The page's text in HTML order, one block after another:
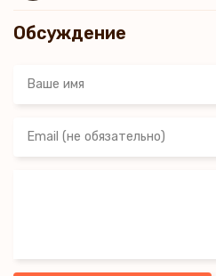
Обсуждение